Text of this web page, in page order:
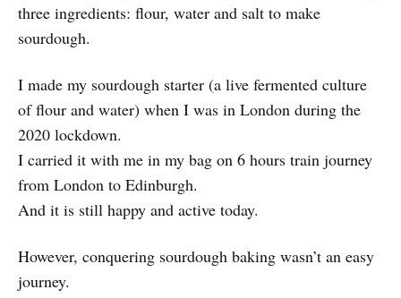
three ingredients: flour, water and salt to make
sourdough.
I made my sourdough starter (a live fermented culture
of flour and water) when I was in London during the
2020 lockdown.
I carried it with me in my bag on 6 hours train journey
from London to Edinburgh.
And it is still happy and active today.
However, conquering sourdough baking wasn’t an easy
journey.